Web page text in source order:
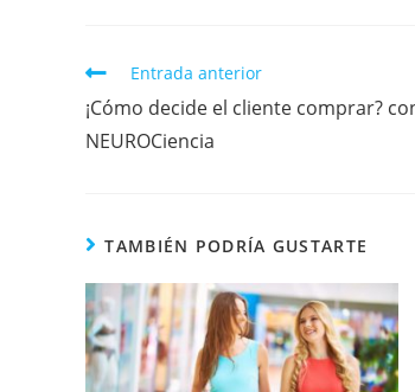
Entrada anterior
¡Cómo decide el cliente comprar?
NEUROCiencia
TAMBIÉN PODRÍA GUSTARTE